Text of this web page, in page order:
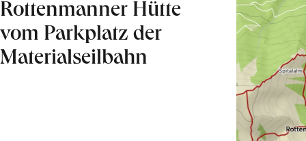
Rottenmanner Hütte
vom Parkplatz der
Materialseilbahn